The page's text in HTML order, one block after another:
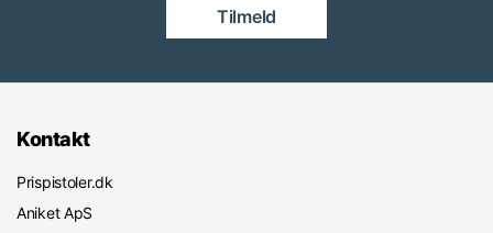
Tilmeld
Kontakt
Prispistoler.dk
Aniket ApS